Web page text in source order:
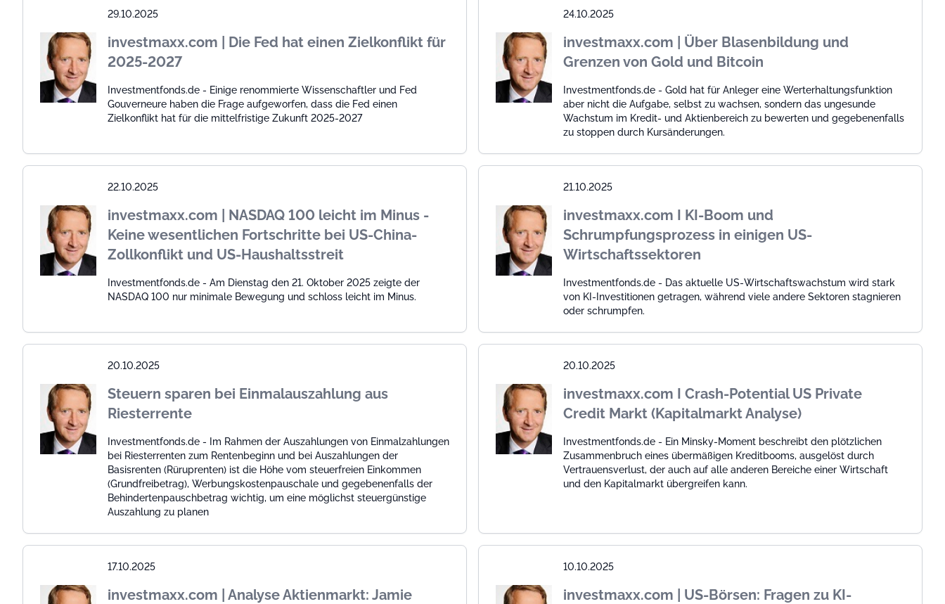
29.10.2025
investmaxx.com | Die Fed hat einen Zielkonflikt für
2025-2027
Investmentfonds.de - Einige renommierte Wissenschaftler und Fed
Gouverneure haben die Frage aufgeworfen, dass die Fed einen
Zielkonflikt hat für die mittelfristige Zukunft 2025-2027
24.10.2025
investmaxx.com | Über Blasenbildung und
Grenzen von Gold und Bitcoin
Investmentfonds.de - Gold hat für Anleger eine Werterhaltungsfunktion
aber nicht die Aufgabe, selbst zu wachsen, sondern das ungesunde
Wachstum im Kredit- und Aktienbereich zu bewerten und gegebenenfalls
zu stoppen durch Kursänderungen.
22.10.2025
investmaxx.com | NASDAQ 100 leicht im Minus -
Keine wesentlichen Fortschritte bei US-China-
Zollkonflikt und US-Haushaltsstreit
Investmentfonds.de - Am Dienstag den 21. Oktober 2025 zeigte der
NASDAQ 100 nur minimale Bewegung und schloss leicht im Minus.
21.10.2025
investmaxx.com I KI-Boom und
Schrumpfungsprozess in einigen US-
Wirtschaftssektoren
Investmentfonds.de - Das aktuelle US-Wirtschaftswachstum wird stark
von KI-Investitionen getragen, während viele andere Sektoren stagnieren
oder schrumpfen.
20.10.2025
Steuern sparen bei Einmalauszahlung aus
Riesterrente
Investmentfonds.de - Im Rahmen der Auszahlungen von Einmalzahlungen
bei Riesterrenten zum Rentenbeginn und bei Auszahlungen der
Basisrenten (Rüruprenten) ist die Höhe vom steuerfreien Einkommen
(Grundfreibetrag), Werbungskostenpauschale und gegebenenfalls der
Behindertenpauschbetrag wichtig, um eine möglichst steuergünstige
Auszahlung zu planen
20.10.2025
investmaxx.com I Crash-Potential US Private
Credit Markt (Kapitalmarkt Analyse)
Investmentfonds.de - Ein Minsky-Moment beschreibt den plötzlichen
Zusammenbruch eines übermäßigen Kreditbooms, ausgelöst durch
Vertrauensverlust, der auch auf alle anderen Bereiche einer Wirtschaft
und den Kapitalmarkt übergreifen kann.
17.10.2025
investmaxx.com | Analyse Aktienmarkt: Jamie
10.10.2025
investmaxx.com | US-Börsen: Fragen zu KI-